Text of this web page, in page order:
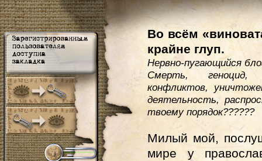
Во всём
крайне глуп.
Нервно-пугающийся
Смерть, геноцид,
конфликтов,
деятельность,
твоему порядок??????
Милый мой,
мире у